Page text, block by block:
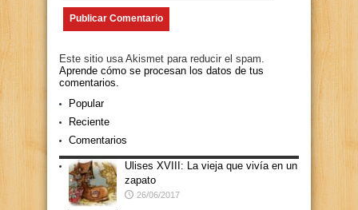
Este sitio usa Akismet para reducir el spam.
Aprende cómo se procesan los datos de tus
comentarios.
Popular
Reciente
Comentarios
Ulises XVIII: La vieja que vivía en un
zapato
26/06/2017